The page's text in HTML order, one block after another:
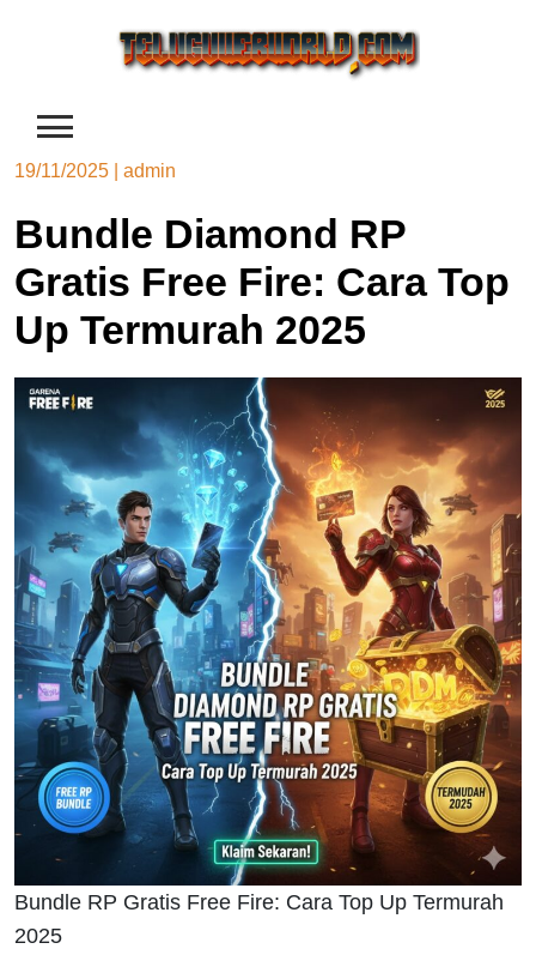
19/11/2025 admin
Bundle Diamond RP
Gratis Free Fire: Cara Top
Up Termurah 2025
Bundle RP Gratis Free Fire: Cara Top Up Termurah
2025